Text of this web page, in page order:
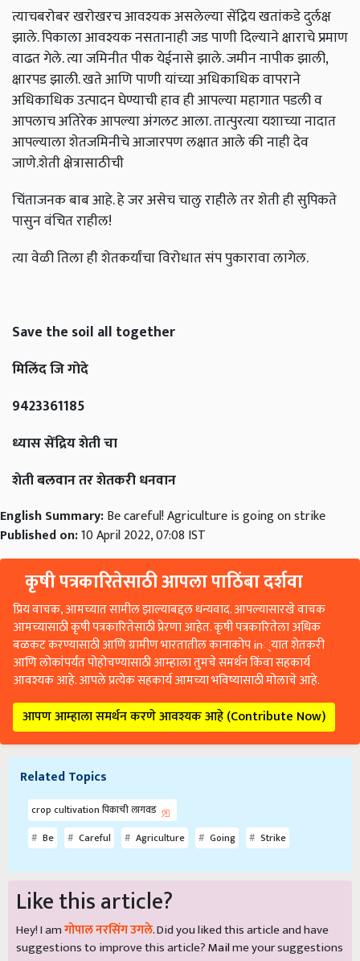
त्याचबरोबर खरोखरच आवश्यक असलेल्या सेंद्रिय खतांकडे दुर्लक्ष
झाले. पिकाला आवश्यक नसतानाही जड पाणी दिल्याने क्षाराचे प्रमाण
वाढत गेले. त्या जमिनीत पीक येईनासे झाले. जमीन नापीक झाली,
क्षारपड झाली. खते आणि पाणी यांच्या अधिकाधिक वापराने
अधिकाधिक उत्पादन घेण्याची हाव ही आपल्या महागात पडली व
आपलाच अतिरेक आपल्या अंगलट आला. तात्पुरत्या यशाच्या नादात
आपल्याला शेतजमिनीचे आजारपण लक्षात आले की नाही देव
जाणे.शेती क्षेत्रासाठीची
चिंताजनक बाब आहे. हे जर असेच चालु राहीले तर शेती ही सुपिकते
पासुन वंचित राहील!
त्या वेळी तिला ही शेतकर्यांचा विरोधात संप पुकारावा लागेल.
Save the soil all together
मिलिंद जि गोदे
9423361185
ध्यास सेंद्रिय शेती चा
शेती बलवान तर शेतकरी धनवान
English Summary:Be careful! Agriculture is going on strike
Published on:10 April 2022, 07:08 IST
कृषी पत्रकारितेसाठी आपला पाठिंबा दर्शवा
प्रिय वाचक, आमच्यात सामील झाल्याबद्दल धन्यवाद. आपल्यासारखे वाचक
आमच्यासाठी कृषी पत्रकारितेसाठी प्रेरणा आहेत. कृषी पत्रकारितेला अधिक
बळकट करण्यासाठी आणि ग्रामीण भारतातील कानाकोप in्यात शेतकरी
आणि लोकांपर्यंत पोहोचण्यासाठी आम्हाला तुमचे समर्थन किंवा सहकार्य
आवश्यक आहे. आपले प्रत्येक सहकार्य आमच्या भविष्यासाठी मोलाचे आहे.
आपण आम्हाला समर्थन करणे आवश्यक आहे (Contribute Now)
Related Topics
crop cultivation पिकाची लागवड
Be
Careful Agriculture Going Strike
Like this article?
Hey! I amगोपाल नरसिंग उगले. Did you liked this article and have
suggestions to improve this article?Mailme your suggestions